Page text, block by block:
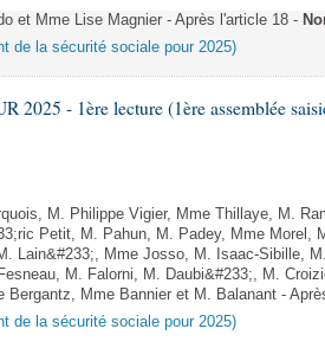
et Mme Lise Magnier - Après l'article 18 -
de la sécurité sociale pour 2025)
2025 - 1ère lecture (1ère assemblée
M. Philippe Vigier, Mme Thillaye, M.
Petit, M. Pahun, M. Padey, Mme Morel,
Lain&#233;, Mme Josso, M. Isaac-Sibille,
M. Falorni, M. Daubi&#233;, M.
Bergantz, Mme Bannier et M. Balanant -
de la sécurité sociale pour 2025)